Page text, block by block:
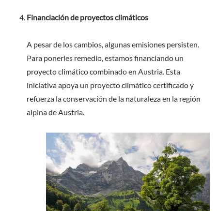
Financiación de proyectos climáticos
A pesar de los cambios, algunas emisiones persisten.
Para ponerles remedio, estamos financiando un
proyecto climático combinado en Austria. Esta
iniciativa apoya un proyecto climático certificado y
refuerza la conservación de la naturaleza en la región
alpina de Austria.